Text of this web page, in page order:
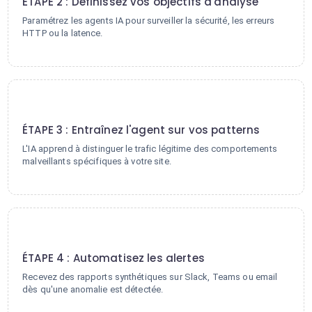
Paramétrez les agents IA pour surveiller la sécurité, les erreurs
HTTP ou la latence.
ÉTAPE 3 : Entraînez l'agent sur vos patterns
L'IA apprend à distinguer le trafic légitime des comportements
malveillants spécifiques à votre site.
ÉTAPE 4 : Automatisez les alertes
Recevez des rapports synthétiques sur Slack, Teams ou email
dès qu'une anomalie est détectée.